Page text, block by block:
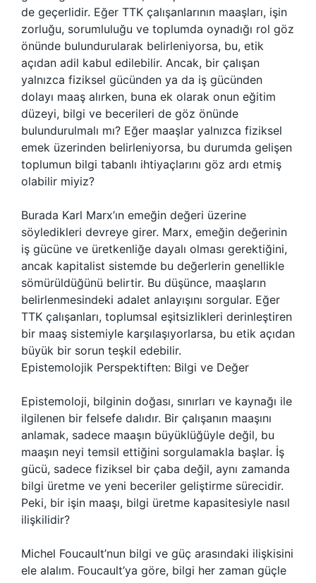
de geçerlidir. Eğer TTK çalışanlarının maaşları, işin
zorluğu, sorumluluğu ve toplumda oynadığı rol göz
önünde bulundurularak belirleniyorsa, bu, etik
açıdan adil kabul edilebilir. Ancak, bir çalışan
yalnızca fiziksel gücünden ya da iş gücünden
dolayı maaş alırken, buna ek olarak onun eğitim
düzeyi, bilgi ve becerileri de göz önünde
bulundurulmalı mı? Eğer maaşlar yalnızca fiziksel
emek üzerinden belirleniyorsa, bu durumda gelişen
toplumun bilgi tabanlı ihtiyaçlarını göz ardı etmiş
olabilir miyiz?
Burada Karl Marx’ın emeğin değeri üzerine
söyledikleri devreye girer. Marx, emeğin değerinin
iş gücüne ve üretkenliğe dayalı olması gerektiğini,
ancak kapitalist sistemde bu değerlerin genellikle
sömürüldüğünü belirtir. Bu düşünce, maaşların
belirlenmesindeki adalet anlayışını sorgular. Eğer
TTK çalışanları, toplumsal eşitsizlikleri derinleştiren
bir maaş sistemiyle karşılaşıyorlarsa, bu etik açıdan
büyük bir sorun teşkil edebilir.
Epistemolojik Perspektiften: Bilgi ve Değer
Epistemoloji, bilginin doğası, sınırları ve kaynağı ile
ilgilenen bir felsefe dalıdır. Bir çalışanın maaşını
anlamak, sadece maaşın büyüklüğüyle değil, bu
maaşın neyi temsil ettiğini sorgulamakla başlar. İş
gücü, sadece fiziksel bir çaba değil, aynı zamanda
bilgi üretme ve yeni beceriler geliştirme sürecidir.
Peki, bir işin maaşı, bilgi üretme kapasitesiyle nasıl
ilişkilidir?
Michel Foucault’nun bilgi ve güç arasındaki ilişkisini
ele alalım. Foucault’ya göre, bilgi her zaman güçle